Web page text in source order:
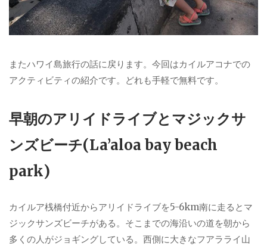
またハワイ島旅行の話に戻ります。今回はカイルアコナでの
アクティビティの紹介です。どれも手軽で無料です。
早朝のアリイドライブとマジックサ
ンズビーチ(La’aloa bay beach
park)
カイルア桟橋付近からアリイドライブを5-6km南に走るとマ
ジックサンズビーチがある。そこまでの海沿いの道を朝から
多くの人がジョギングしている。西側に大きなフアラライ山